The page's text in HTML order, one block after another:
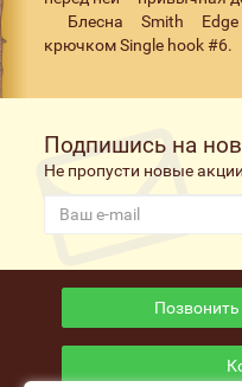
Блесна Smith
крючком Single hook #6.
Подпишись на
Не пропусти новые